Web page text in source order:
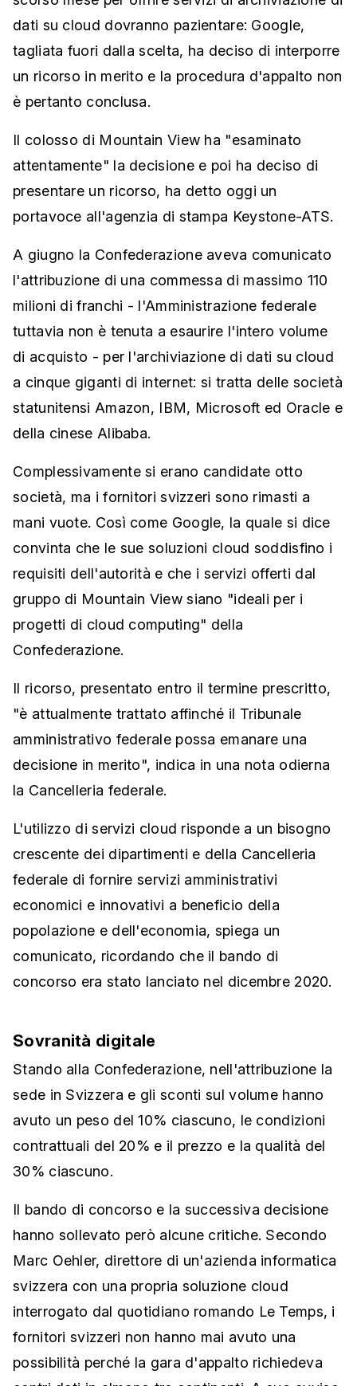
dati su cloud dovranno pazientare: Google,
tagliata fuori dalla scelta, ha deciso di interporre
un ricorso in merito e la procedura d'appalto non
è pertanto conclusa.
Il colosso di Mountain View ha "esaminato
attentamente" la decisione e poi ha deciso di
presentare un ricorso, ha detto oggi un
portavoce all'agenzia di stampa Keystone-ATS.
A giugno la Confederazione aveva comunicato
l'attribuzione di una commessa di massimo 110
milioni di franchi - l'Amministrazione federale
tuttavia non è tenuta a esaurire l'intero volume
di acquisto - per l'archiviazione di dati su cloud
a cinque giganti di internet: si tratta delle società
statunitensi Amazon, IBM, Microsoft ed Oracle e
della cinese Alibaba.
Complessivamente si erano candidate otto
società, ma i fornitori svizzeri sono rimasti a
mani vuote. Così come Google, la quale si dice
convinta che le sue soluzioni cloud soddisfino i
requisiti dell'autorità e che i servizi offerti dal
gruppo di Mountain View siano "ideali per i
progetti di cloud computing" della
Confederazione.
Il ricorso, presentato entro il termine prescritto,
"è attualmente trattato affinché il Tribunale
amministrativo federale possa emanare una
decisione in merito", indica in una nota odierna
la Cancelleria federale.
L'utilizzo di servizi cloud risponde a un bisogno
crescente dei dipartimenti e della Cancelleria
federale di fornire servizi amministrativi
economici e innovativi a beneficio della
popolazione e dell'economia, spiega un
comunicato, ricordando che il bando di
concorso era stato lanciato nel dicembre 2020.
Sovranità digitale
Stando alla Confederazione, nell'attribuzione la
sede in Svizzera e gli sconti sul volume hanno
avuto un peso del 10% ciascuno, le condizioni
contrattuali del 20% e il prezzo e la qualità del
30% ciascuno.
Il bando di concorso e la successiva decisione
hanno sollevato però alcune critiche. Secondo
Marc Oehler, direttore di un'azienda informatica
svizzera con una propria soluzione cloud
interrogato dal quotidiano romando Le Temps, i
fornitori svizzeri non hanno mai avuto una
possibilità perché la gara d'appalto richiedeva